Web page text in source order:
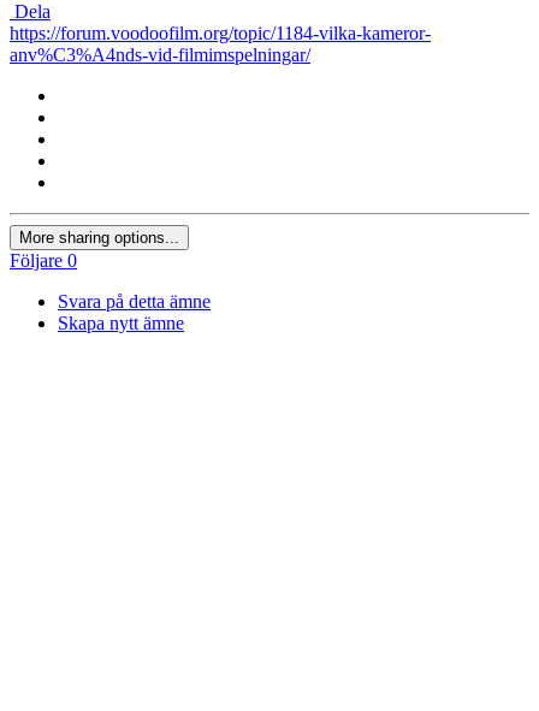
Dela
https://forum.voodoofilm.org/topic/1184-vilka-kameror-
anv%C3%A4nds-vid-filmimspelningar/
More sharing options...
Följare 0
Svara på detta ämne
Skapa nytt ämne